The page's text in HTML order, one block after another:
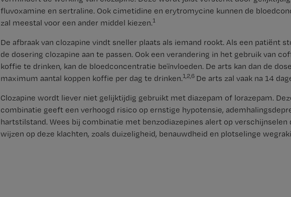
fluvoxamine en sertraline. Ook cimetidine en erytromycine kunnen de
zal meestal voor een ander middel kiezen.1
De afbraak van clozapine vindt sneller plaats als iemand rookt. Als een patiënt
de dosering clozapine aan te passen. Ook een verandering in het gebruik van
koffie te drinken, kan de bloedconcentratie beïnvloeden. De arts kan dan de
maximum aantal koppen koffie per dag te drinken.1,2,6 De arts zal vaak na 14
Clozapine wordt liever niet gelijktijdig gebruikt met diazepam of lorazepam.
combinatie geeft een verhoogd risico op ernstige hypotensie,
hartstilstand. Wees bij combinatie met benzodiazepines alert op verschijnselen
wijzen op deze klachten, zoals duizeligheid, benauwdheid en plotselinge